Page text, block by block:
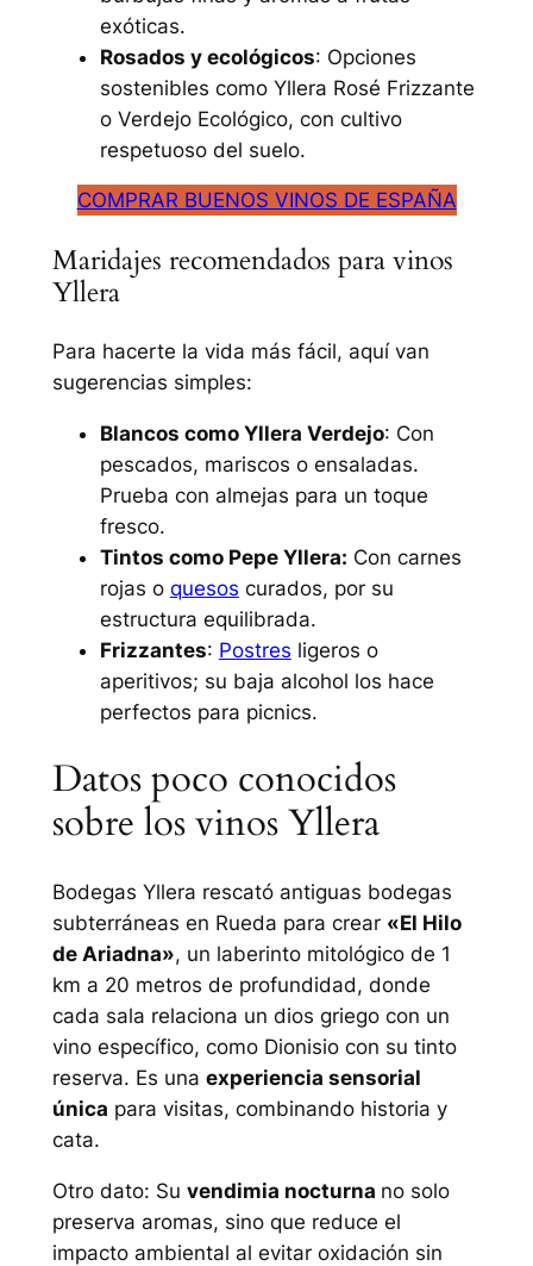
exóticas.
Rosados y ecológicos: Opciones
sostenibles como Yllera Rosé Frizzante
o Verdejo Ecológico, con cultivo
respetuoso del suelo.
COMPRAR BUENOS VINOS DE ESPAÑA
Maridajes recomendados para vinos
Yllera
Para hacerte la vida más fácil, aquí van
sugerencias simples:
Blancos como Yllera Verdejo: Con
pescados, mariscos o ensaladas.
Prueba con almejas para un toque
fresco.
Tintos como Pepe Yllera: Con carnes
rojas o quesos curados, por su
estructura equilibrada.
Frizzantes: Postres ligeros o
aperitivos; su baja alcohol los hace
perfectos para picnics.
Datos poco conocidos
sobre los vinos Yllera
Bodegas Yllera rescató antiguas bodegas
subterráneas en Rueda para crear «El Hilo
de Ariadna», un laberinto mitológico de 1
km a 20 metros de profundidad, donde
cada sala relaciona un dios griego con un
vino específico, como Dionisio con su tinto
reserva. Es una experiencia sensorial
única para visitas, combinando historia y
cata.
Otro dato: Su vendimia nocturna no solo
preserva aromas, sino que reduce el
impacto ambiental al evitar oxidación sin